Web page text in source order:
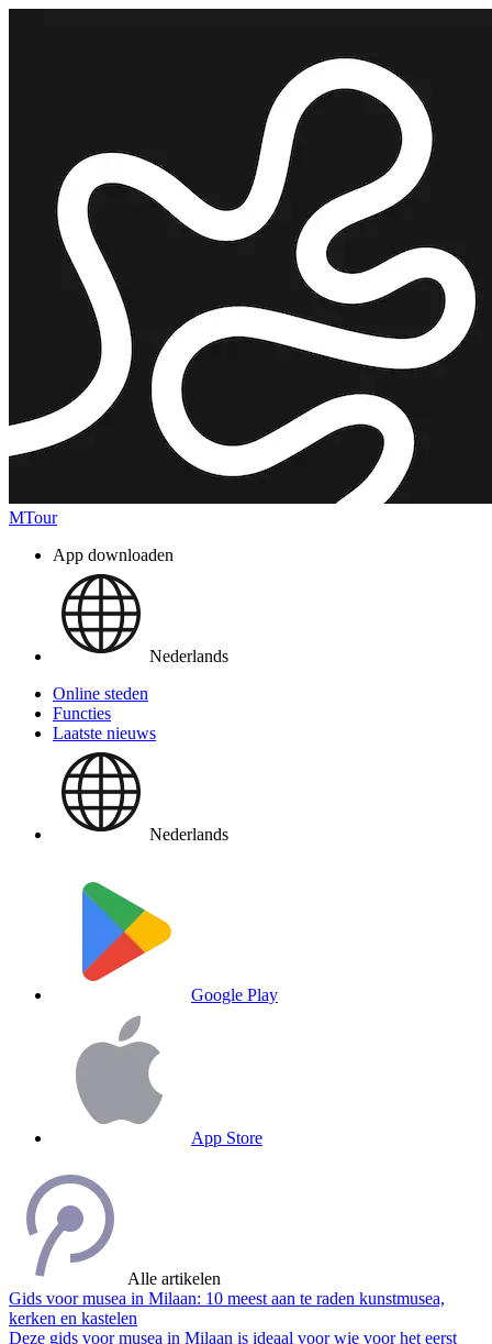
MTour
App downloaden
Nederlands
Online steden
Functies
Laatste nieuws
Nederlands
Google Play
App Store
Alle artikelen
Gids voor musea in Milaan: 10 meest aan te raden kunstmusea,
kerken en kastelen
Deze gids voor musea in Milaan is ideaal voor wie voor het eerst